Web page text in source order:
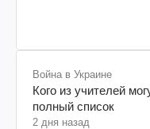
Война в Украине
Кого из учителей
полный список
2 дня назад